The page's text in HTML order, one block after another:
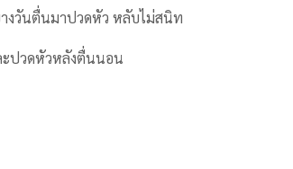
งวันตื่นมาปวดหัว หลับไม่สนิท
ปวดหัวหลังตื่นนอน